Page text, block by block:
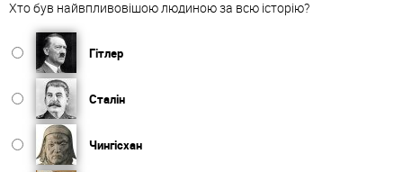
Хто був найвпливовішою людиною за всю історію?
Гітлер
Сталін
Чингісхан